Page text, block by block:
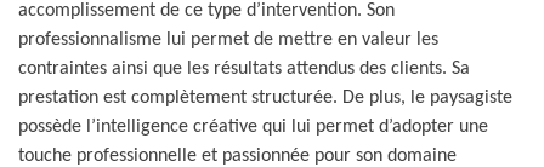
accomplissement de ce type d’intervention. Son
professionnalisme lui permet de mettre en valeur les
contraintes ainsi que les résultats attendus des clients. Sa
prestation est complètement structurée. De plus, le paysagiste
possède l’intelligence créative qui lui permet d’adopter une
touche professionnelle et passionnée pour son domaine